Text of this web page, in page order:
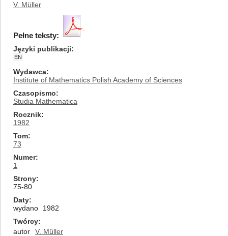
V. Müller
Pełne teksty:
Języki publikacji
EN
Wydawca
Institute of Mathematics Polish Academy of Sciences
Czasopismo
Studia Mathematica
Rocznik
1982
Tom
73
Numer
1
Strony
75-80
Daty
wydano
1982
Twórcy
autor
V. Müller